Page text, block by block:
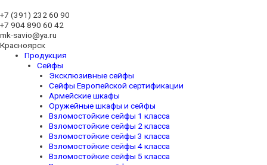
+7 (391) 232 60 90
+7 904 890 60 42
mk-savio@ya.ru
Красноярск
Продукция
Сейфы
Эксклюзивные сейфы
Сейфы Европейской сертификации
Армейские шкафы
Оружейные шкафы и сейфы
Взломостойкие сейфы 1 класса
Взломостойкие сейфы 2 класса
Взломостойкие сейфы 3 класса
Взломостойкие сейфы 4 класса
Взломостойкие сейфы 5 класса